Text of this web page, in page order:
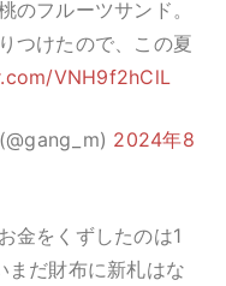
のフルーツサンド。
つけたので、この夏
VNH9f2hClL
2024年8
金をくずしたのは1
まだ財布に新札はな